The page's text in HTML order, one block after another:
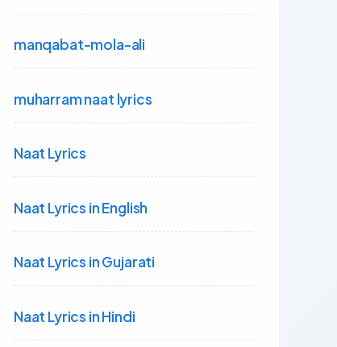
manqabat-mola-ali
muharram naat lyrics
Naat Lyrics
Naat Lyrics in English
Naat Lyrics in Gujarati
Naat Lyrics in Hindi